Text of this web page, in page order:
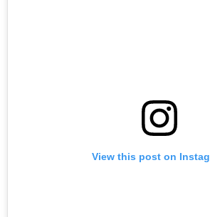
View this post on